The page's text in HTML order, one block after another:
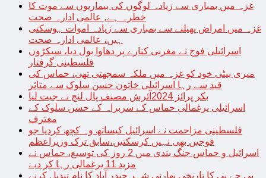
غزہ میں بمباری سے زیادہ لوگوں کی بیماریوں سے موت کا
خطرہ ہے, عالمی ادارہ صحت
غزہ میں امراض پھیلنے سے بمباری سے زیادہ اموات ہوسکتی
ہیں، عالمی ادارہ صحت
اسرائیلی فوج نے مغربی کنارے پر دھاوا بول دیا، سیکڑوں
فلسطینی گرفتار
میری بیٹی خود کو غزہ میں ملکہ سمجھتی تھی، حماس کی
قید سے رہا اسرائیلی خاتون حسن سلوک سے متاثر
بکر پرائز 2024آئرش مصنف پال لنچ نے جیت لیا
اسرائیلی یرغمالی حماس کے سربراہ کے حسن سلوک کے
معترف
فلسطینی مزاحمت نے اسرائیل کیساتھ وہ کچھ کردیا جو
فوجیں بھی نہیں کرسکتیں،سابق ترک وزیراعظم
اسرائیل و حماس جنگ بندی میں 2 روز کی توسیع، حماس نے
مزید 11 یرغمالی رہا کر دیے
بی جے پی کا تاریخی بھارتی شہر حیدر آباد کا نام تبدیل کرنے